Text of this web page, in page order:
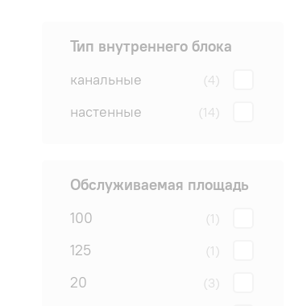
Тип внутреннего блока
канальные (4)
настенные (14)
Обслуживаемая площадь
100 (1)
125 (1)
20 (3)